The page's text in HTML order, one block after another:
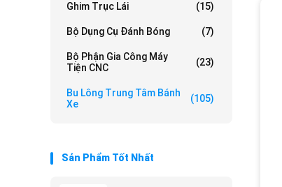
Ghim Trục Lái (15)
Bộ Dụng Cụ Đánh Bóng (7)
Bộ Phận Gia Công Máy
Tiện CNC
(23)
Bu Lông Trung Tâm Bánh
Xe
(105)
Sản Phẩm Tốt Nhất